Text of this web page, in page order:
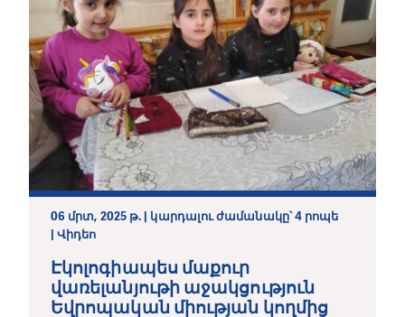
06 մրտ, 2025 թ. | կարդալու ժամանակը՝ 4 րոպե
| Վիդեո
Էկոլոգիապես մաքուր
վառելանյութի աջակցություն
Եվրոպական միության կողմից